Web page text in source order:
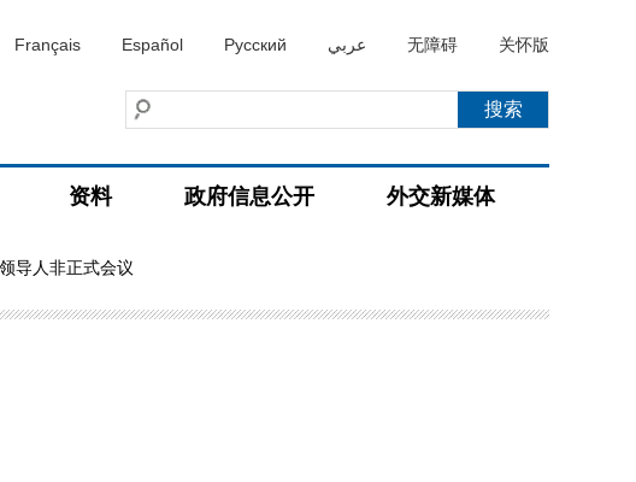
Français Español Русский عربي 无障碍 关怀版
资料 政府信息公开 外交新媒体
导人非正式会议